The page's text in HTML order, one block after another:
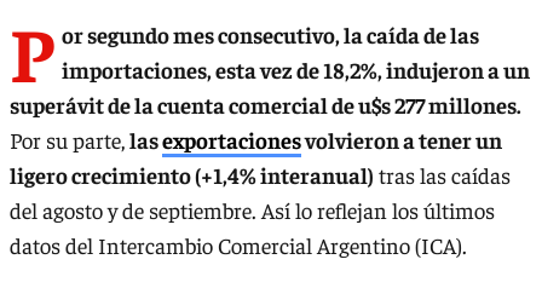
P or segundo mes consecutivo, la caída de las
importaciones, esta vez de 18,2%, indujeron a un
superávit de la cuenta comercial de u$s 277 millones.
Por su parte,lasexportacionesvolvieron a tener un
ligero crecimiento (+1,4% interanual) tras las caídas
del agosto y de septiembre. Así lo reflejan los últimos
datos del Intercambio Comercial Argentino (ICA).